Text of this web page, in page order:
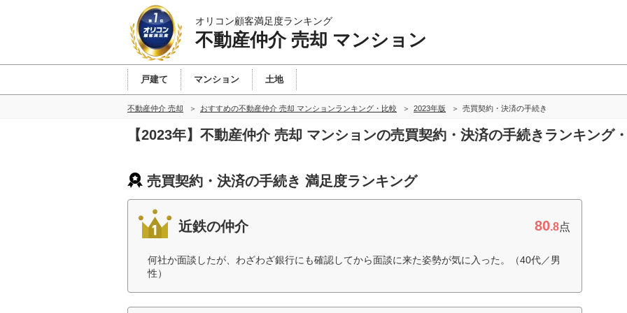
オリコン顧客満足度ランキング
不動産仲介 売却 マンション
戸建て マンション 土地
不動産仲介 売却 おすすめの不動産仲介 売却 マンションランキング・比較 2023年版 売買契約・決済の手続き
【2023年】不動産仲介 売却 マンションの売買契約・決済の手続きランキング
売買契約・決済の手続き 満足度ランキング
近鉄の仲介 80.8点
何社か面談したが、わざわざ銀行にも確認してから面談に来た姿勢が気に入った。（40代／男
性）